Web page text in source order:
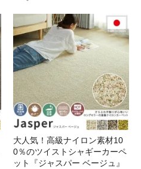
大人気！高級ナイロン素材10
0％のツイストシャギーカーペ
ット『ジャスパー ベージュ』